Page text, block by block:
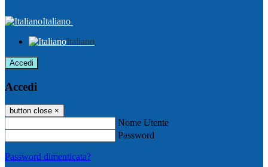
Italiano
Italiano
Accedi
Accedi
button close ×
Nome Utente
Password
Password dimenticata?